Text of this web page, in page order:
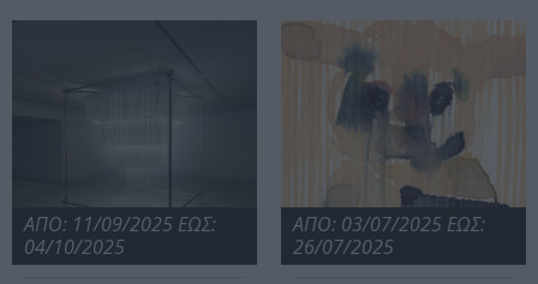
ΑΠΟ: 11/09/2025 ΕΩΣ:
04/10/2025
ΑΠΟ: 03/07/2025 ΕΩΣ:
26/07/2025